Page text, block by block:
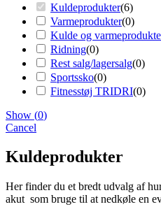
Kuldeprodukter(6)
Varmeprodukter(0)
Kulde og
Ridning(0)
Rest salg/lagersalg(0)
Sportssko(0)
Fitnesstøj TRIDRI(0)
Show (0)
Cancel
Kuldeprodukter
Her finder du et bredt udvalg af
akut som bruge til at nedkøle en